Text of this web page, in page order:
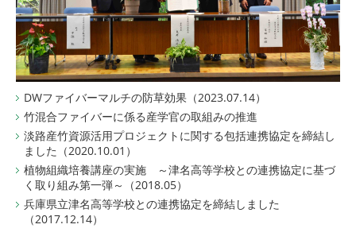
DWファイバーマルチの防草効果（2023.07.14）
竹混合ファイバーに係る産学官の取組みの推進
淡路産竹資源活用プロジェクトに関する包括連携協定を締結し
ました（2020.10.01）
植物組織培養講座の実施 ～津名高等学校との連携協定に基づ
く取り組み第一弾～（2018.05）
兵庫県立津名高等学校との連携協定を締結しました
（2017.12.14）